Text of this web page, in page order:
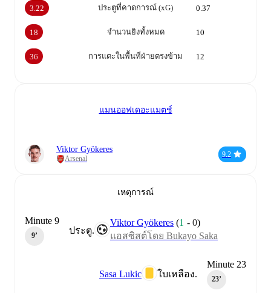
ประตูที่คาดการณ์ (xG)
3.22 0.37
จำนวนยิงทั้งหมด
18 10
การแตะในพื้นที่ฝ่ายตรงข้าม
36 12
แมนออฟเดอะแมตช์
Viktor Gyökeres
Arsenal
9.2
เหตุการณ์
ประตู.
Viktor Gyökeres (1 -0)
แอสซิสต์โดย Bukayo Saka
Minute 9
9‎’‎
Minute 23
23‎’‎
ใบเหลือง.
Sasa Lukic